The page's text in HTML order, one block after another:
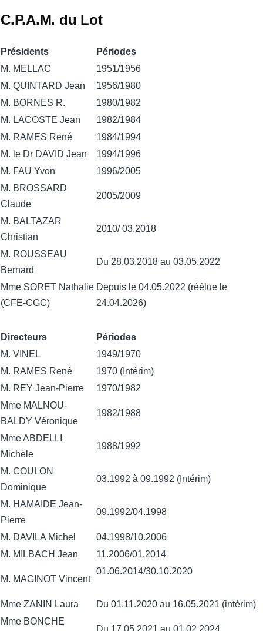
C.P.A.M. du Lot
Présidents
Périodes
M. MELLAC
1951/1956
M. QUINTARD Jean
1956/1980
M. BORNES R.
1980/1982
M. LACOSTE Jean
1982/1984
M. RAMES René
1984/1994
M. le Dr DAVID Jean
1994/1996
M. FAU Yvon
1996/2005
M. BROSSARD
Claude
2005/2009
M. BALTAZAR
Christian
2010/ 03.2018
M. ROUSSEAU
Bernard
Du 28.03.2018 au 03.05.2022
Mme SORET Nathalie
(CFE-CGC)
Depuis le 04.05.2022 (réélue le
24.04.2026)
Directeurs
Périodes
M. VINEL
1949/1970
M. RAMES René
1970 (Intérim)
M. REY Jean-Pierre
1970/1982
Mme MALNOU-
BALDY Véronique
1982/1988
Mme ABDELLI
Michèle
1988/1992
M. COULON
Dominique
03.1992 à 09.1992 (Intérim)
M. HAMAIDE Jean-
Pierre
09.1992/04.1998
M. DAVILA Michel
04.1998/10.2006
M. MILBACH Jean
11.2006/01.2014
M. MAGINOT Vincent
01.06.2014/30.10.2020
Mme ZANIN Laura
Du 01.11.2020 au 16.05.2021 (intérim)
Mme BONCHE
Du 17.05.2021 au 01.02.2024